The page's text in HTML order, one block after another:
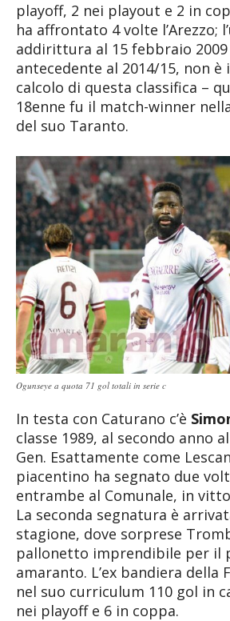
playoff, 2 nei playout e 2 in
ha affrontato 4 volte l’Arezzo;
addirittura al 15 febbraio 2009
antecedente al 2014/15, non è
calcolo di questa classifica –
18enne fu il match-winner
del suo Taranto.
Ogunseye a quota 71 gol totali in serie c
In testa con Caturano c’è
classe 1989, al secondo anno
Gen. Esattamente come
piacentino ha segnato due
entrambe al Comunale, in
La seconda segnatura è
stagione, dove sorprese
pallonetto imprendibile per il
amaranto. L’ex bandiera della
nel suo curriculum 110 gol in
nei playoff e 6 in coppa.